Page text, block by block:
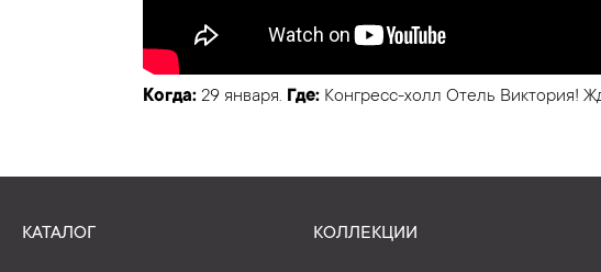
Когда: 29 января. Где: Конгресс-холл Отель Виктория!
КАТАЛОГ КОЛЛЕКЦИИ